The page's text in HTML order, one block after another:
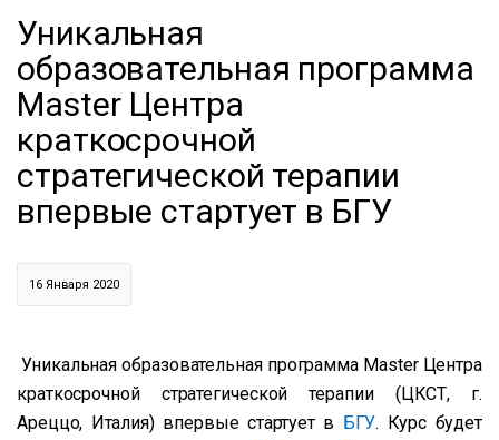
Уникальная
образовательная программа
Master Центра
краткосрочной
стратегической терапии
впервые стартует в БГУ
16 Января 2020
Уникальная образовательная программа Master Центра
краткосрочной стратегической терапии (ЦКСТ, г.
Ареццо, Италия) впервые стартует в БГУ. Курс будет